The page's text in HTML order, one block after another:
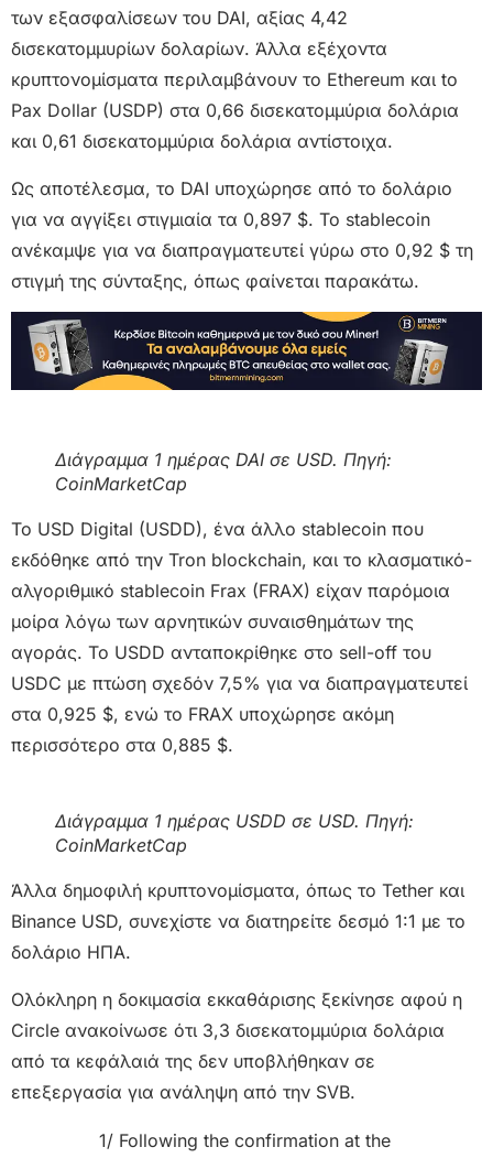
των εξασφαλίσεων του DAI, αξίας 4,42
δισεκατομμυρίων δολαρίων. Άλλα εξέχοντα
κρυπτονομίσματα περιλαμβάνουν το Εthereum και to
Pax Dollar (USDP) στα 0,66 δισεκατομμύρια δολάρια
και 0,61 δισεκατομμύρια δολάρια αντίστοιχα.
Ως αποτέλεσμα, το DAI υποχώρησε από το δολάριο
για να αγγίξει στιγμιαία τα 0,897 $. Το stablecoin
ανέκαμψε για να διαπραγματευτεί γύρω στο 0,92 $ τη
στιγμή της σύνταξης, όπως φαίνεται παρακάτω.
Διάγραμμα 1 ημέρας DAI σε USD. Πηγή:
CoinMarketCap
Το USD Digital (USDD), ένα άλλο stablecoin που
εκδόθηκε από την Tron blockchain, και το κλασματικό-
αλγοριθμικό stablecoin Frax (FRAX) είχαν παρόμοια
μοίρα λόγω των αρνητικών συναισθημάτων της
αγοράς. Το USDD ανταποκρίθηκε στο sell-off του
USDC με πτώση σχεδόν 7,5% για να διαπραγματευτεί
στα 0,925 $, ενώ το FRAX υποχώρησε ακόμη
περισσότερο στα 0,885 $.
Διάγραμμα 1 ημέρας USDD σε USD. Πηγή:
CoinMarketCap
Άλλα δημοφιλή κρυπτονομίσματα, όπως το Tether και
Binance USD, συνεχίστε να διατηρείτε δεσμό 1:1 με το
δολάριο ΗΠΑ.
Ολόκληρη η δοκιμασία εκκαθάρισης ξεκίνησε αφού η
Circle ανακοίνωσε ότι 3,3 δισεκατομμύρια δολάρια
από τα κεφάλαιά της δεν υποβλήθηκαν σε
επεξεργασία για ανάληψη από την SVB.
1/ Following the confirmation at the